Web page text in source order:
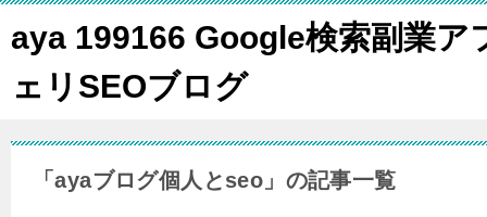
aya 199166 Google検索副業ア
ェリSEOブログ
「ayaブログ個人とseo」の記事一覧